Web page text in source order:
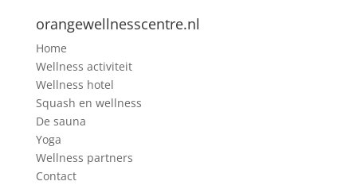
orangewellnesscentre.nl
Home
Wellness activiteit
Wellness hotel
Squash en wellness
De sauna
Yoga
Wellness partners
Contact